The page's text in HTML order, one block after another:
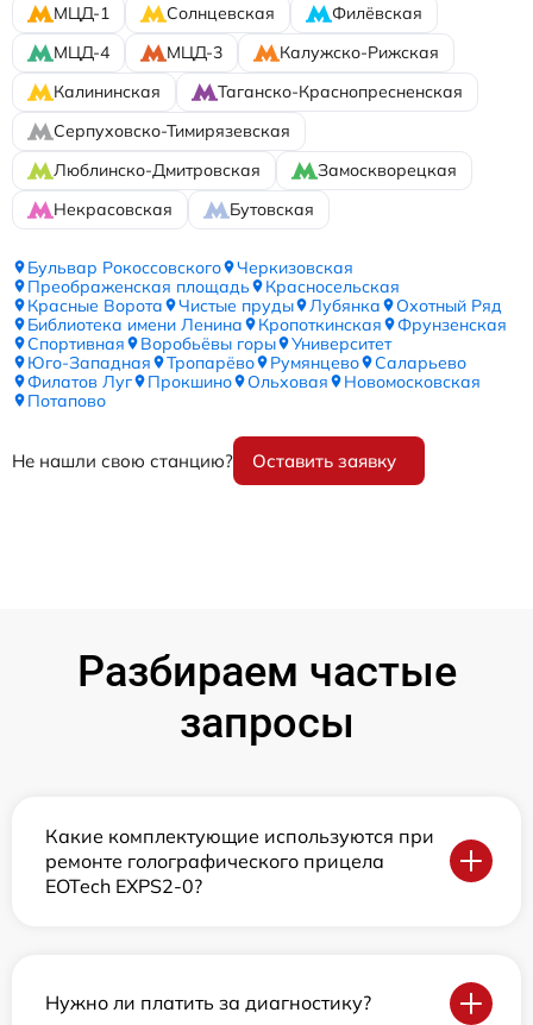
МЦД-1
Солнцевская
Филёвская
МЦД-4
МЦД-3
Калужско-Рижская
Калининская
Таганско-Краснопресненская
Серпуховско-Тимирязевская
Люблинско-Дмитровская
Замоскворецкая
Некрасовская
Бутовская
Бульвар Рокоссовского
Черкизовская
Преображенская площадь
Красносельская
Красные Ворота
Чистые пруды Лубянка
Охотный Ряд
Библиотека имени Ленина
Кропоткинская
Фрунзенская
Спортивная
Воробьёвы горы
Университет
Юго-Западная
Тропарёво Румянцево
Саларьево
Филатов Луг
Прокшино Ольховая
Новомосковская
Потапово
Не нашли свою станцию? Оставить заявку
Разбираем частые
запросы
Какие комплектующие используются при
ремонте голографического прицела
EOTech EXPS2-0?
Нужно ли платить за диагностику?